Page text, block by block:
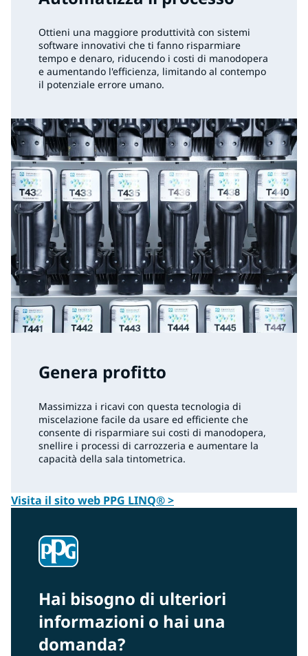
Ottieni una maggiore produttività con sistemi
software innovativi che ti fanno risparmiare
tempo e denaro, riducendo i costi di manodopera
e aumentando l'efficienza, limitando al contempo
il potenziale errore umano.
Genera profitto
Massimizza i ricavi con questa tecnologia di
miscelazione facile da usare ed efficiente che
consente di risparmiare sui costi di manodopera,
snellire i processi di carrozzeria e aumentare la
capacità della sala tintometrica.
Visita il sito web PPG LINQ® >
Hai bisogno di ulteriori
informazioni o hai una
domanda?